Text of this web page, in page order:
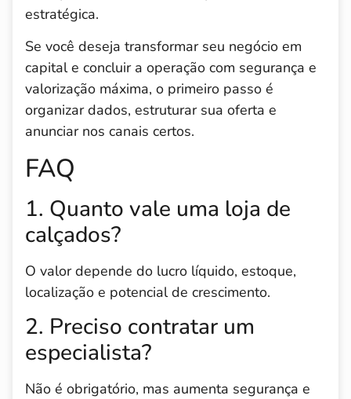
estratégica.
Se você deseja transformar seu negócio em
capital e concluir a operação com segurança e
valorização máxima, o primeiro passo é
organizar dados, estruturar sua oferta e
anunciar nos canais certos.
FAQ
1. Quanto vale uma loja de
calçados?
O valor depende do lucro líquido, estoque,
localização e potencial de crescimento.
2. Preciso contratar um
especialista?
Não é obrigatório, mas aumenta segurança e